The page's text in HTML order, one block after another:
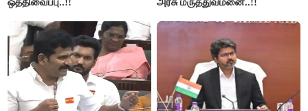
ஒத்திவைப்பு..!!
அரசு மருத்துவமனை..!!